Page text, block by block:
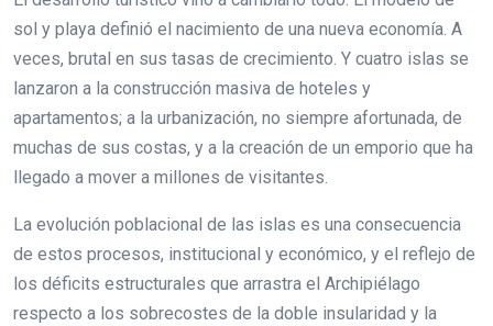
sol y playa definió el nacimiento de una nueva economía. A
veces, brutal en sus tasas de crecimiento. Y cuatro islas se
lanzaron a la construcción masiva de hoteles y
apartamentos; a la urbanización, no siempre afortunada, de
muchas de sus costas, y a la creación de un emporio que ha
llegado a mover a millones de visitantes.
La evolución poblacional de las islas es una consecuencia
de estos procesos, institucional y económico, y el reflejo de
los déficits estructurales que arrastra el Archipiélago
respecto a los sobrecostes de la doble insularidad y la